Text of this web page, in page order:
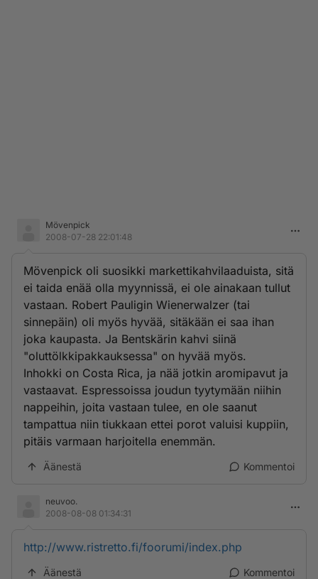
Mövenpick
2008-07-28 22:01:48
Mövenpick oli suosikki markettikahvilaaduista, sitä
ei taida enää olla myynnissä, ei ole ainakaan tullut
vastaan. Robert Pauligin Wienerwalzer (tai
sinnepäin) oli myös hyvää, sitäkään ei saa ihan
joka kaupasta. Ja Bentskärin kahvi siinä
"oluttölkkipakkauksessa" on hyvää myös.
Inhokki on Costa Rica, ja nää jotkin aromipavut ja
vastaavat. Espressoissa joudun tyytymään niihin
nappeihin, joita vastaan tulee, en ole saanut
tampattua niin tiukkaan ettei porot valuisi kuppiin,
pitäis varmaan harjoitella enemmän.
Äänestä Kommentoi
neuvoo.
2008-08-08 01:34:31
http://www.ristretto.fi/foorumi/index.php
Äänestä Kommentoi